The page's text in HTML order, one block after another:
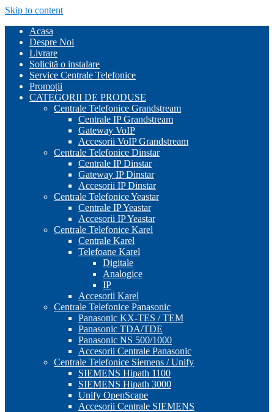
Skip to content
Acasa
Despre Noi
Livrare
Solicită o instalare
Service Centrale Telefonice
Promoții
CATEGORII DE PRODUSE
Centrale Telefonice Grandstream
Centrale IP Grandstream
Gateway VoIP
Accesorii VoIP Grandstream
Centrale Telefonice Dinstar
Centrale IP Dinstar
Gateway IP Dinstar
Accesorii IP Dinstar
Centrale Telefonice Yeastar
Centrale IP Yeastar
Accesorii IP Yeastar
Centrale Telefonice Karel
Centrale Karel
Telefoane Karel
Digitale
Analogice
IP
Accesorii Karel
Centrale Telefonice Panasonic
Panasonic KX-TES / TEM
Panasonic TDA/TDE
Panasonic NS 500/1000
Accesorii Centrale Panasonic
Centrale Telefonice Siemens / Unify
SIEMENS Hipath 1100
SIEMENS Hipath 3000
Unify OpenScape
Accesorii Centrale SIEMENS